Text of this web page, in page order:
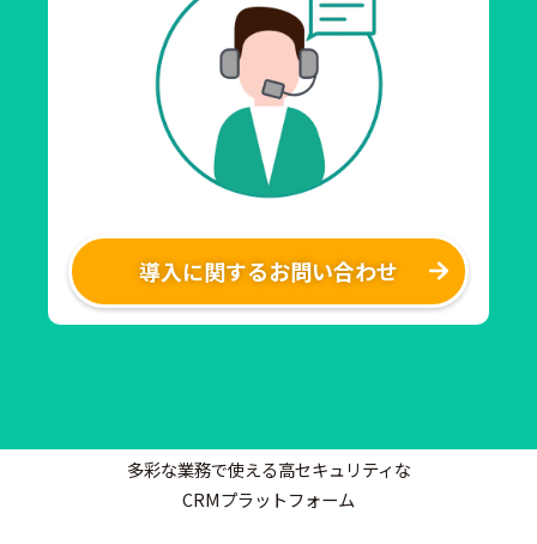
導入に関するお問い合わせ
多彩な業務で使える高セキュリティな
CRMプラットフォーム